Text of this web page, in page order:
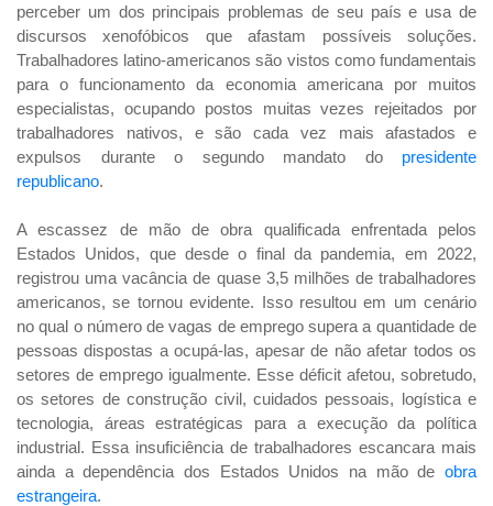
perceber um dos principais problemas de seu país e usa de
discursos xenofóbicos que afastam possíveis soluções.
Trabalhadores latino-americanos são vistos como fundamentais
para o funcionamento da economia americana por muitos
especialistas, ocupando postos muitas vezes rejeitados por
trabalhadores nativos, e são cada vez mais afastados e
expulsos durante o segundo mandato do presidente
republicano.
A escassez de mão de obra qualificada enfrentada pelos
Estados Unidos, que desde o final da pandemia, em 2022,
registrou uma vacância de quase 3,5 milhões de trabalhadores
americanos, se tornou evidente. Isso resultou em um cenário
no qual o número de vagas de emprego supera a quantidade de
pessoas dispostas a ocupá-las, apesar de não afetar todos os
setores de emprego igualmente. Esse déficit afetou, sobretudo,
os setores de construção civil, cuidados pessoais, logística e
tecnologia, áreas estratégicas para a execução da política
industrial. Essa insuficiência de trabalhadores escancara mais
ainda a dependência dos Estados Unidos na mão de obra
estrangeira.